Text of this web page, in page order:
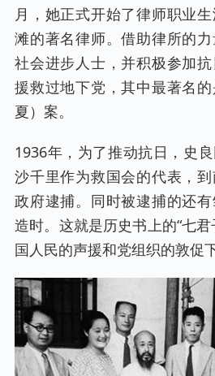
月，她正式开始了律师职业
滩的著名律师。借助律所的
社会进步人士，并积极参加
援救过地下党，其中最著名
夏）案。
1936年，为了推动抗日，史良
沙千里作为救国会的代表，
政府逮捕。同时被逮捕的还
造时。这就是历史书上的“七
国人民的声援和党组织的敦促